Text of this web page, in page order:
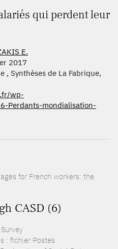
qui perdent leur
E.
2017
, Synthèses de La Fabrique,
wp-
Perdants-mondialisation-
for French workers: the
CASD (6)
: fichier Postes